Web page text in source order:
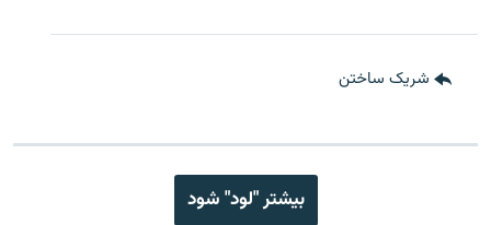
شریک ساختن
بیشتر "لود" شود